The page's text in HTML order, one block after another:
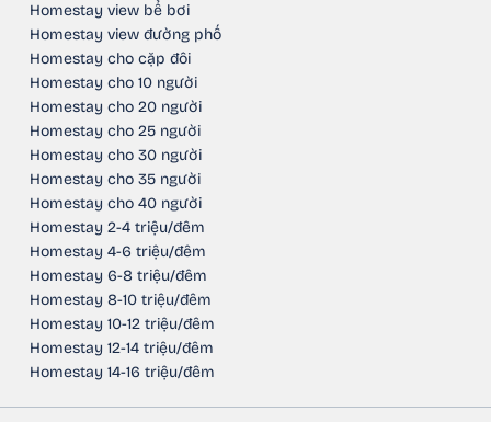
Homestay view bể bơi
Homestay view đường phố
Homestay cho cặp đôi
Homestay cho 10 người
Homestay cho 20 người
Homestay cho 25 người
Homestay cho 30 người
Homestay cho 35 người
Homestay cho 40 người
Homestay 2-4 triệu/đêm
Homestay 4-6 triệu/đêm
Homestay 6-8 triệu/đêm
Homestay 8-10 triệu/đêm
Homestay 10-12 triệu/đêm
Homestay 12-14 triệu/đêm
Homestay 14-16 triệu/đêm